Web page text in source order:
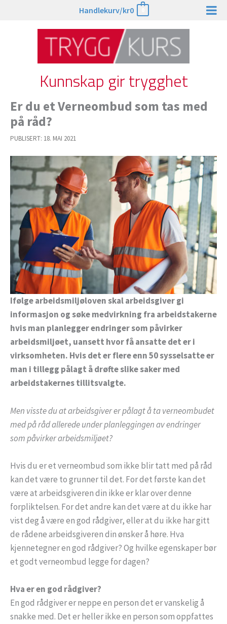
Handlekurv/kr0
Kunnskap gir trygghet
Er du et Verneombud som tas med
på råd?
PUBLISERT: 18. MAI 2021
Ifølge arbeidsmiljøloven skal arbeidsgiver gi
informasjon og søke medvirkning fra arbeidstakerne
hvis man planlegger endringer som påvirker
arbeidsmiljøet, uansett hvor få ansatte det er i
virksomheten. Hvis det er flere enn 50 sysselsatte er
man i tillegg pålagt å drøfte slike saker med
arbeidstakernes tillitsvalgte.
Men visste du at arbeidsgiver er pålagt å ta verneombudet
med på råd allerede under planleggingen av endringer
som påvirker arbeidsmiljøet?
Hvis du er et verneombud som ikke blir tatt med på råd
kan det være to grunner til det. For det første kan det
være at arbeidsgiveren din ikke er klar over denne
forpliktelsen. For det andre kan det være at du ikke har
vist deg å være en god rådgiver, eller at du ikke har gitt
de rådene arbeidsgiveren din ønsker å høre. Hva
kjennetegner en god rådgiver? Og hvilke egenskaper bør
et godt verneombud legge for dagen?
Hva er en god rådgiver?
En god rådgiver er neppe en person det er vanskelig å
snakke med. Det er heller ikke en person som oppfattes